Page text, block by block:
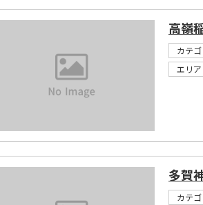
高嶺
カテ
エリ
多賀
カテ